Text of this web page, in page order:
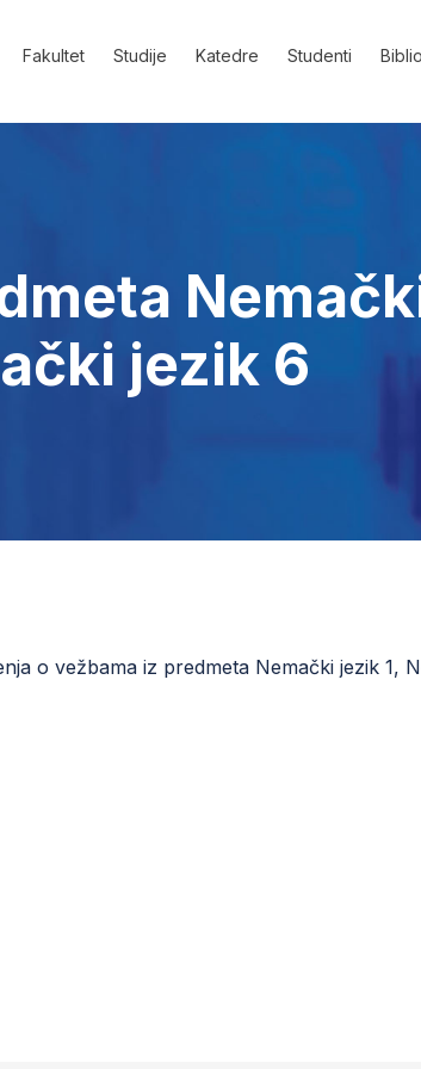
Fakultet Studije Katedre Studenti
jezik 6
o vežbama iz predmeta Nemački jezik 1,